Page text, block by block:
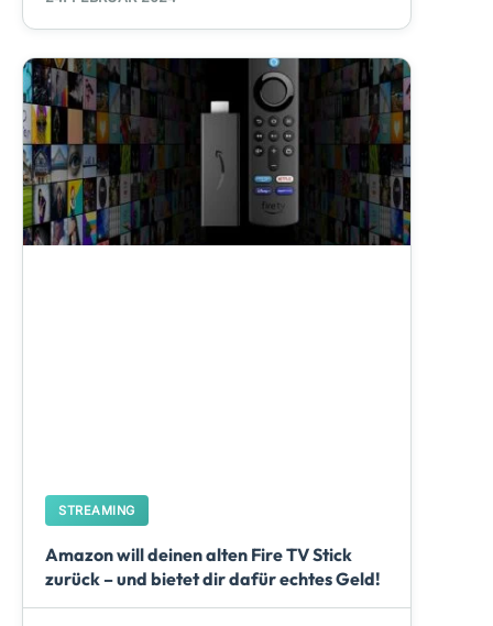
STREAMING
Amazon will deinen alten Fire TV Stick
zurück – und bietet dir dafür echtes Geld!